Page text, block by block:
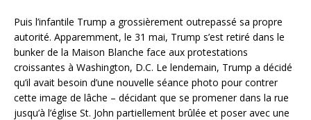
Puis l’infantile Trump a grossièrement outrepassé sa propre
autorité. Apparemment, le 31 mai, Trump s’est retiré dans le
bunker de la Maison Blanche face aux protestations
croissantes à Washington, D.C. Le lendemain, Trump a décidé
qu’il avait besoin d’une nouvelle séance photo pour contrer
cette image de lâche – décidant que se promener dans la rue
jusqu’à l’église St. John partiellement brûlée et poser avec une